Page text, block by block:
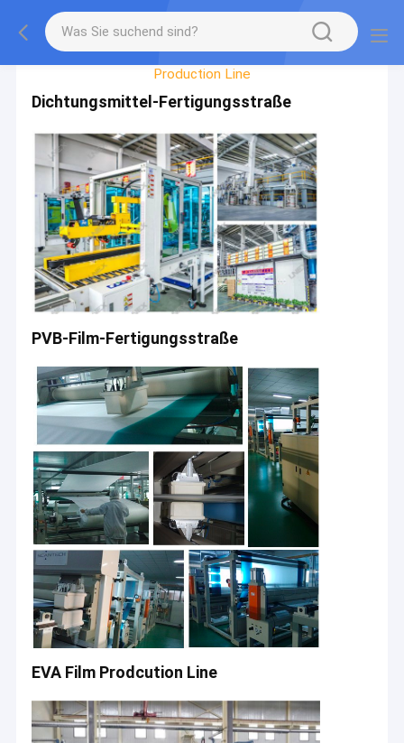
Factory Tour
Production Line
Dichtungsmittel-Fertigungsstraße
PVB-Film-Fertigungsstraße
EVA Film Prodcution Line